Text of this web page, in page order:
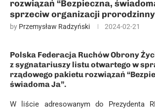
rozwiązań “Bezpieczna,
sprzeciw organizacji
by Przemysław Radzyński 2024-02-21
Polska Federacja Ruchów Obrony
z sygnatariuszy listu otwartego w
rządowego pakietu rozwiązań
świadoma Ja”.
W liście adresowanym do Prezydenta